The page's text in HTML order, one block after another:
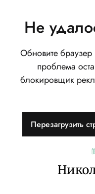
Не
Обновите браузер
проблема
блокировщик
Перезагрузить